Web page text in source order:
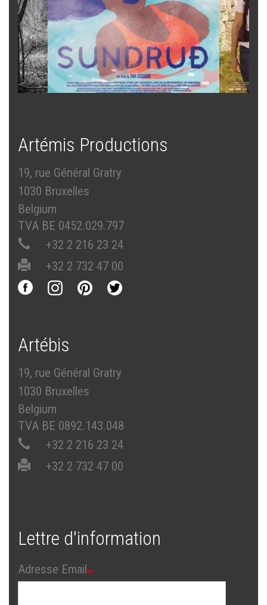
Artémis Productions
19, rue Général Gratry
1030 Bruxelles
Belgium
TVA BE 0452.029.797
+32 2 216 23 24
+32 2 732 47 00
Artébis
19, rue Général Gratry
1030 Bruxelles
Belgium
TVA BE 0892.143.048
+32 2 216 23 24
+32 2 732 47 00
Lettre d'information
Adresse Email